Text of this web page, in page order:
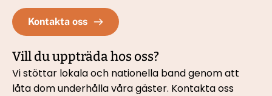
Kontakta oss
Vill du uppträda hos oss?
Vi stöttar lokala och nationella band genom att
låta dom underhålla våra gäster. Kontakta oss